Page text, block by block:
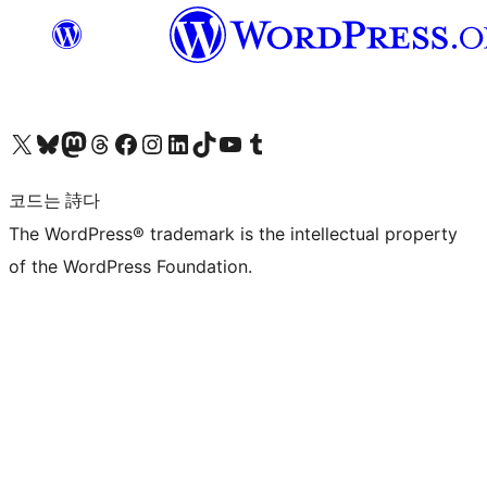
X(이전 트위터) 계정 방문하기블루스카이 계정 방문하기마스토돈 계정 방문하기스레드 계정 방문하기 페이스북 페이지 방문하기인스타그램 계정 방문하기 LinkedIn 계정 방문하기틱톡 계정 방문하기유튜브 채널 방문하기 텀블러 계정 방문하기
코드는 詩다
The WordPress® trademark is the intellectual property
of the WordPress Foundation.